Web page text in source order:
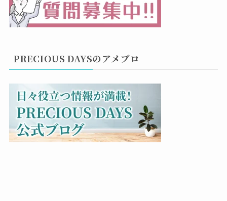
PRECIOUS DAYSのアメブロ